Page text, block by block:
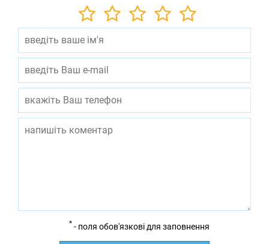
* - поля обов'язкові для заповнення